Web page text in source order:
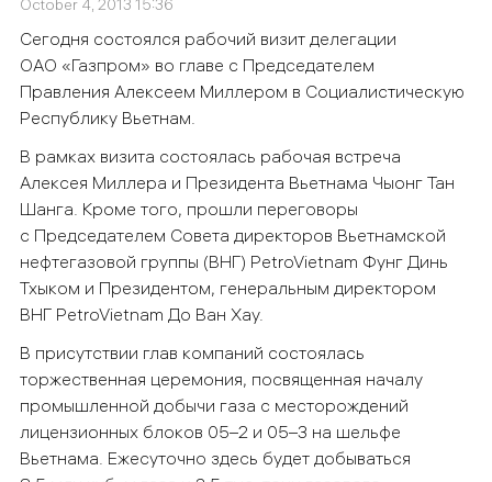
October 4, 2013 15:36
Сегодня состоялся рабочий визит делегации
ОАО «Газпром» во главе с Председателем
Правления Алексеем Миллером в Социалистическую
Республику Вьетнам.
В рамках визита состоялась рабочая встреча
Алексея Миллера и Президента Вьетнама Чыонг Тан
Шанга. Кроме того, прошли переговоры
с Председателем Совета директоров Вьетнамской
нефтегазовой группы (ВНГ) PetroVietnam Фунг Динь
Тхыком и Президентом, генеральным директором
ВНГ PetroVietnam До Ван Хау.
В присутствии глав компаний состоялась
торжественная церемония, посвященная началу
промышленной добычи газа с месторождений
лицензионных блоков 05–2 и 05–3 на шельфе
Вьетнама. Ежесуточно здесь будет добываться